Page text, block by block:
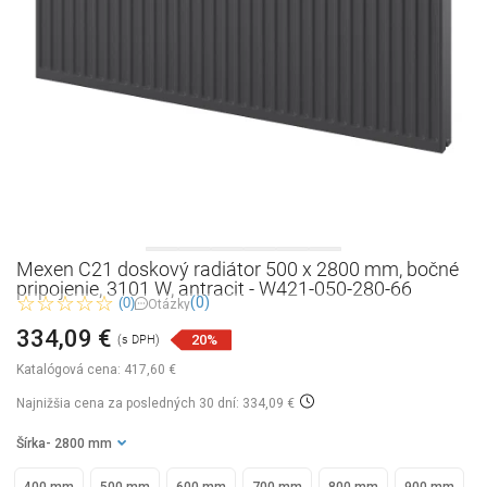
Mexen C21 doskový radiátor 500 x 2800 mm, bočné
pripojenie, 3101 W, antracit - W421-050-280-66
(0) Otázky(0)
Katalógová cena: 417,60 €
334,09 € (s DPH) 20%
Najnižšia cena za posledných 30 dní: 334,09 €
Šírka - 2800 mm